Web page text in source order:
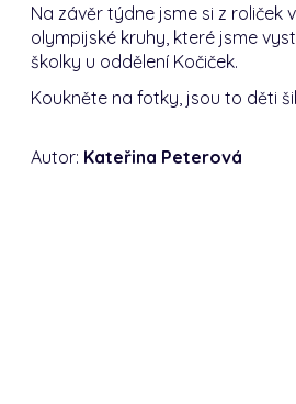
Na závěr týdne jsme si z roliček
olympijské kruhy, které jsme
školky u oddělení Kočiček.
Koukněte na fotky, jsou to děti
Autor: Kateřina Peterová